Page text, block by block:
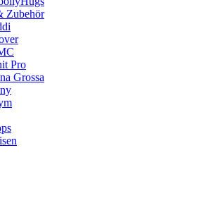
Zubehör
Pro
Grossa